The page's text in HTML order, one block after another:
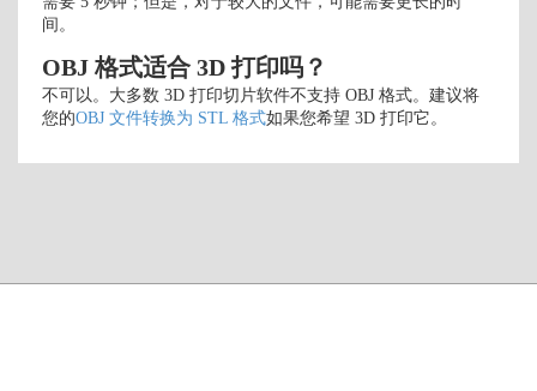
间。
OBJ 格式适合 3D 打印吗？
不可以。大多数 3D 打印切片软件不支持 OBJ 格式。建议将
您的OBJ 文件转换为 STL 格式如果您希望 3D 打印它。